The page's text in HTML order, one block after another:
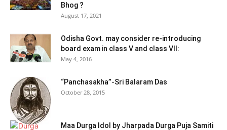
Bhog ?
August 17, 2021
Odisha Govt. may consider re-introducing
board exam in class V and class VII:
May 4, 2016
“Panchasakha”-Sri Balaram Das
October 28, 2015
Maa Durga Idol by Jharpada Durga Puja Samiti